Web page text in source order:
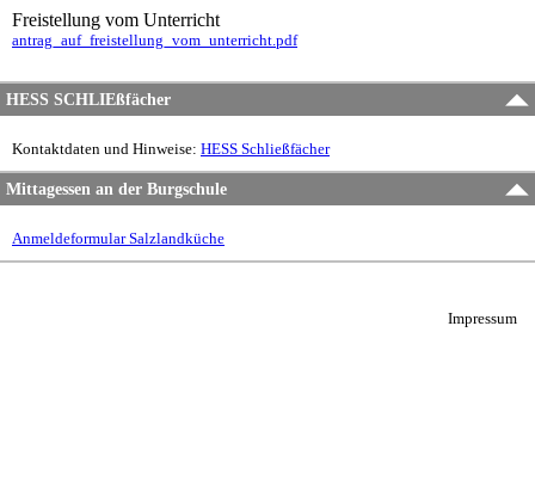
Freistellung vom Unterricht
antrag_auf_freistellung_vom_unterricht.pdf
HESS SCHLIEßfächer
Kontaktdaten und Hinweise: HESS Schließfächer
Mittagessen an der Burgschule
Anmeldeformular Salzlandküche
Impressum